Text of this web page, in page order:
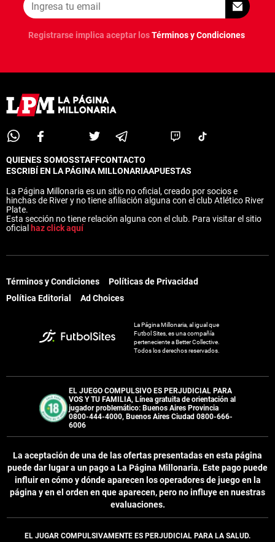
Registrarse implica aceptar losTérminos y Condiciones
QUIENES SOMOSSTAFFCONTACTO
ESCRIBÍ EN LA PÁGINA MILLONARIAAPUESTAS
La Página Millonaria es un sitio no oficial, creado por socios e
hinchas de River y no tiene afiliación alguna con el club Atlético River
Plate.
Esta sección no tiene relación alguna con el club. Para visitar el sitio
oficial haz click aquí
Términos y Condiciones
Políticas de Privacidad
Política Editorial
Ad Choices
La Página Millonaria, al igual que
Futbol Sites, es una compañía
perteneciente a Better Collective.
Todos los derechos reservados.
EL JUEGO COMPULSIVO ES PERJUDICIAL PARA
VOS Y TU FAMILIA, Línea gratuita de orientación al
jugador problemático: Buenos Aires Provincia
0800-444-4000, Buenos Aires Ciudad 0800-666-
6006
La aceptación de una de las ofertas presentadas en esta página
puede dar lugar a un pago a La Página Millonaria. Este pago puede
influir en cómo y dónde aparecen los operadores de juego en la
página y en el orden en que aparecen, pero no influye en nuestras
evaluaciones.
EL JUGAR COMPULSIVAMENTE ES PERJUDICIAL PARA LA SALUD.